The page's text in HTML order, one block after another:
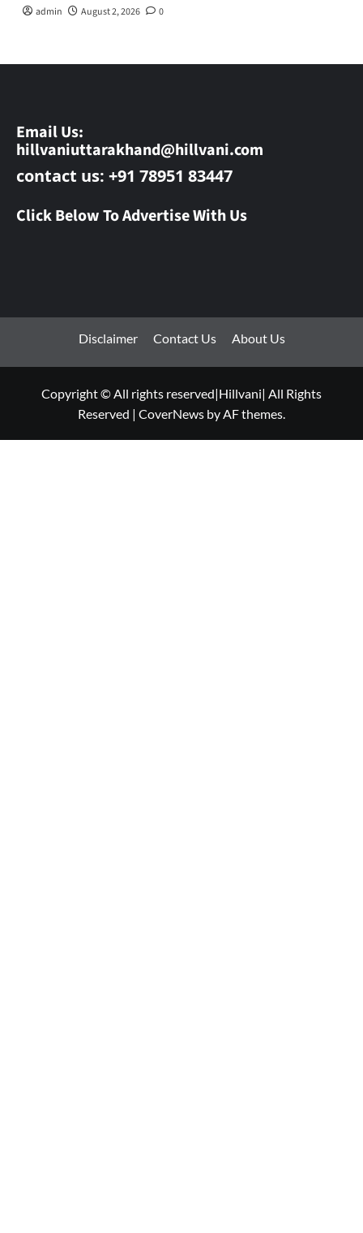
admin August 2, 2026 0
Email Us:
hillvaniuttarakhand@hillvani.com
contact us: +91 78951 83447
Click Below To Advertise With Us
Disclaimer Contact Us About Us
Copyright © All rights reserved|Hillvani| All Rights
Reserved | CoverNews by AF themes.